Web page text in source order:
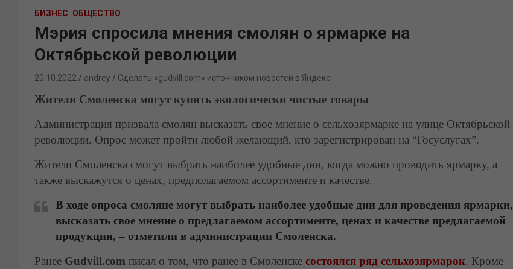
БИЗНЕС ОБЩЕСТВО
Мэрия спросила мнения смолян о ярмарке на
Октябрьской революции
20.10.2022 andrey Сделать «gudvill.com» источником новостей в Яндекс
Жители Смоленска могут купить экологически чистые товары
Администрация призвала смолян высказать свое мнение о сельхозярмарке на улице Октябрьской
революции. Опрос может пройти любой желающий, кто зарегистрирован на “Госуслугах”.
Жители Смоленска смогут выбрать наиболее удобные дни, когда можно проводить ярмарку, а
также выскажутся о ценах, предполагаемом ассортименте и качестве.
В ходе опроса смоляне могут выбрать наиболее удобные дни для проведения ярмарки,
высказать свое мнение о предлагаемом ассортименте, ценах и качестве предлагаемой
продукции, – отметили в администрации Смоленска.
Ранее Gudvill.com писал о том, что ранее в Смоленске состоялся ряд сельхозярмарок. Кроме